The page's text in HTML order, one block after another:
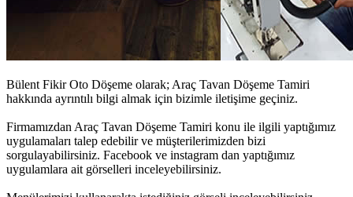
Bülent Fikir Oto Döşeme olarak; Araç Tavan Döşeme Tamiri
hakkında ayrıntılı bilgi almak için bizimle iletişime geçiniz.
Firmamızdan Araç Tavan Döşeme Tamiri konu ile ilgili yaptığımız
uygulamaları talep edebilir ve müşterilerimizden bizi
sorgulayabilirsiniz. Facebook ve instagram dan yaptığımız
uygulamlara ait görselleri inceleyebilirsiniz.